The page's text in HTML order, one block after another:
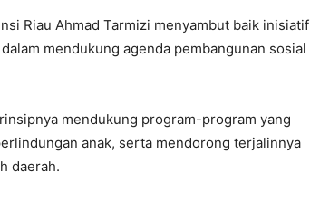
Riau Ahmad Tarmizi menyambut baik inisiatif
mendukung agenda pembangunan sosial
mendukung program-program yang
anak, serta mendorong terjalinnya
daerah.